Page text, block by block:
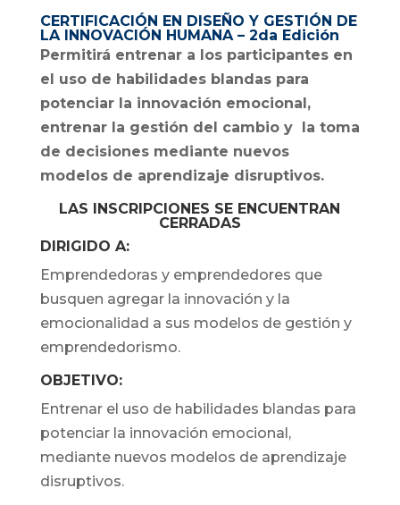
CERTIFICACIÓN EN DISEÑO Y GESTIÓN DE
LA INNOVACIÓN HUMANA – 2da Edición
Permitirá entrenar a los participantes en
el uso de habilidades blandas para
potenciar la innovación emocional,
entrenar la gestión del cambio y la toma
de decisiones mediante nuevos
modelos de aprendizaje disruptivos.
LAS INSCRIPCIONES SE ENCUENTRAN
CERRADAS
DIRIGIDO A:
Emprendedoras y emprendedores que
busquen agregar la innovación y la
emocionalidad a sus modelos de gestión y
emprendedorismo.
OBJETIVO:
Entrenar el uso de habilidades blandas para
potenciar la innovación emocional,
mediante nuevos modelos de aprendizaje
disruptivos.